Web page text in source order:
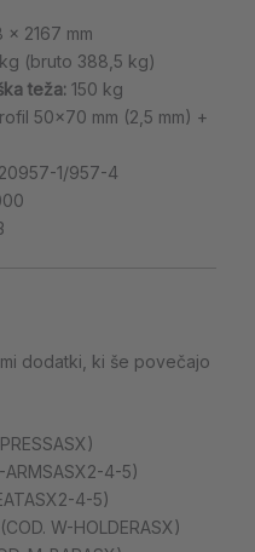
× 2167 mm
(bruto 388,5 kg)
teža: 150 kg
50×70 mm (2,5 mm) +
1/957-4
dodatki, ki še povečajo
ARMSASX2-4-5)
4-5)
(COD. W-HOLDERASX)